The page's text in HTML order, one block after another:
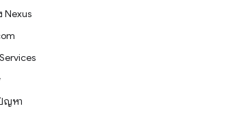
Nexus
ญหา